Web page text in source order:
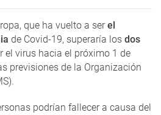
que ha vuelto a serel
de Covid-19, superaría los dos
el virus hacia el próximo 1 de
previsiones de la Organización
podrían fallecer a causa del